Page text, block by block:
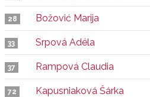
28 Božović Marija
33 Srpová Adéla
37 Rampová Claudia
72 Kapusniaková Šárka